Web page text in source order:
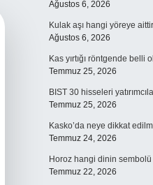
Ağustos 6, 2026
Kulak aşı hangi yöreye
Ağustos 6, 2026
Kas yırtığı röntgende belli
Temmuz 25, 2026
BIST 30 hisseleri
Temmuz 25, 2026
Kasko’da neye dikkat
Temmuz 24, 2026
Horoz hangi dinin sembolü
Temmuz 22, 2026